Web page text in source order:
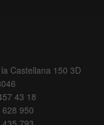
Castellana 150 3D
43 18
950